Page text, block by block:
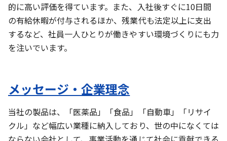
的に高い評価を得ています。また、入社後すぐに10日間
の有給休暇が付与されるほか、残業代も法定以上に支出
するなど、社員一人ひとりが働きやすい環境づくりにも力
を注いでいます。
メッセージ・企業理念
当社の製品は、「医薬品」「食品」「自動車」「リサイ
クル」など幅広い業種に納入しており、世の中になくては